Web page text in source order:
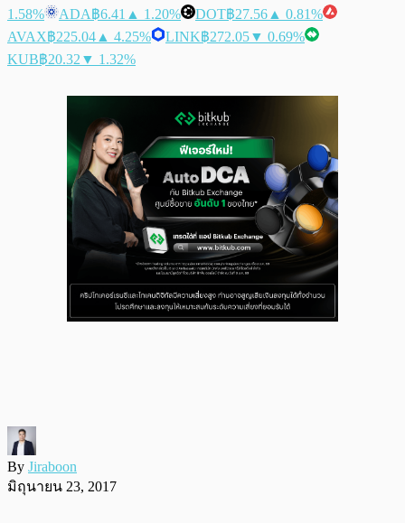
1.58%
ADA฿6.41 ▲ 1.20% DOT฿27.56 ▲ 0.81%
AVAX฿225.04 ▲ 4.25% LINK฿272.05▼ 0.69%
KUB฿20.32 ▼ 1.32%
By Jiraboon
มิถุนายน 23, 2017